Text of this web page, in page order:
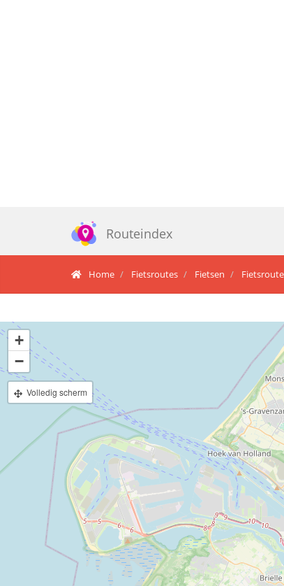
Routeindex
Home Fietsroutes Fietsen
+
−
Volledig scherm